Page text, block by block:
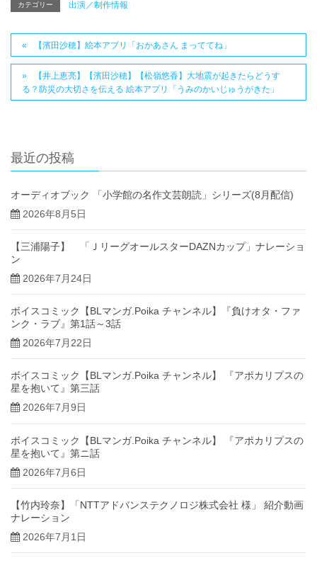
カテゴリー 出演／制作情報
【濱田沙穂】絵本アプリ「おかあさん まっててね」
【井上恵亮】【濱田沙穂】【松嶺悠香】大地震が起きたらどうす
る？防災の大切さを伝える 絵本アプリ「うみのかいじゅうがきた」
最近の投稿
オーディオブック 「小学館の名作文芸朗読」シリーズ(8月配信)
2026年8月5日
【三浦陽子】 「ＪリーグオールスターDAZNカップ」ナレーショ
ン
2026年7月24日
ボイスコミック【BLマンガ.Poika チャンネル】『負けオタ・ファ
ンク・ラブ』第1話～3話
2026年7月22日
ボイスコミック【BLマンガ.Poika チャンネル】 『アポカリプスの
星を抱いて』第三話
2026年7月9日
ボイスコミック【BLマンガ.Poika チャンネル】 『アポカリプスの
星を抱いて』第ニ話
2026年7月6日
【竹内玲奈】「NTTアドバンステクノロジ株式会社 様」 紹介動画
ナレーション
2026年7月1日